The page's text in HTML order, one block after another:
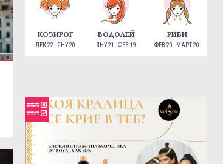
КОЗИРОГ
ДЕК 22 - ЯНУ 20
ВОДОЛЕЙ
ЯНУ 21 - ФЕВ 19
РИБИ
ФЕВ 20 - МАРТ 20